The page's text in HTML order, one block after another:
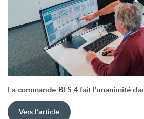
La commande BLS 4 fait l'unanimité
Vers l’article